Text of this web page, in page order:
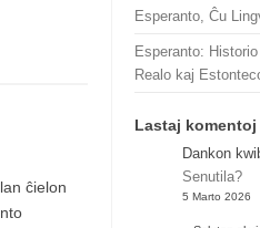
ĉielon
Esperanto, Ĉu
Esperanto:
Realo kaj
Lastaj komentoj
Dankon
Senutila?
5 Marto 2026